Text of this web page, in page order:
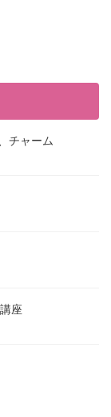
チャーム
座